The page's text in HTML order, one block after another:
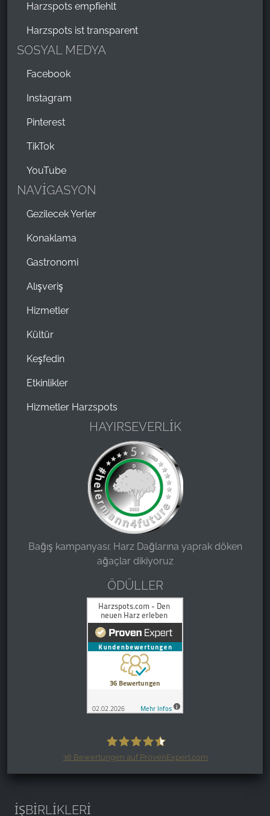
Harzspots empfiehlt
Harzspots ist transparent
SOSYAL MEDYA
Facebook
Instagram
Pinterest
TikTok
YouTube
NAVİGASYON
Gezilecek Yerler
Konaklama
Gastronomi
Alışveriş
Hizmetler
Kültür
Keşfedin
Etkinlikler
Hizmetler Harzspots
HAYIRSEVERLİK
Bağış kampanyası: Harz Dağlarına yaprak döken
ağaçlar dikiyoruz
ÖDÜLLER
36 Bewertungen auf ProvenExpert.com
İŞBİRLİKLERİ